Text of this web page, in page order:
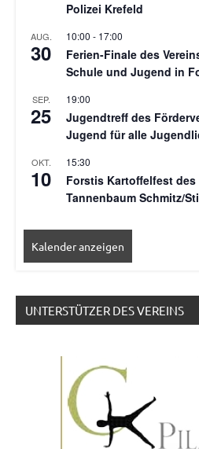
Polizei Krefeld
AUG.
30
10:00 - 17:00
Ferien-Finale des
Schule und Jugend in
SEP.
25
19:00
Jugendtreff des
Jugend für alle
OKT.
10
15:30
Forstis Kartoffelfest
Tannenbaum Schmitz/
Kalender anzeigen
UNTERSTÜTZER DES VEREINS